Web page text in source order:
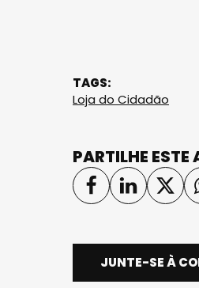
TAGS:
Loja do Cidadão
PARTILHE ESTE
JUNTE-SE À